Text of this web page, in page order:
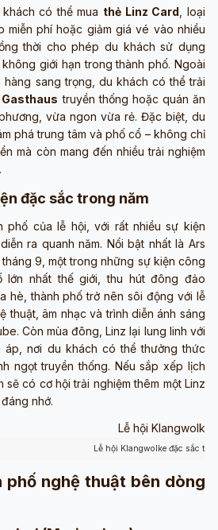
có thể mua thẻ Linz Card , loại
miễn phí hoặc giảm giá vé vào nhiều
thời cho phép du khách sử dụng
giới hạn trong thành phố. Ngoài
sang trọng, du khách có thể trải
Gasthaus truyền thống hoặc quán ăn
vừa ngon vừa rẻ. Đặc biệt, du
phá trung tâm và phố cổ – không chỉ
mà còn mang đến nhiều trải nghiệm
đặc sắc trong năm
phố của lễ hội, với rất nhiều sự kiện
ra quanh năm. Nổi bật nhất là Ars
9, một trong những sự kiện công
lớn nhất thế giới, thu hút đông đảo
hè, thành phố trở nên sôi động với lễ
thuật, âm nhạc và trình diễn ánh sáng
Còn mùa đông, Linz lại lung linh với
áp, nơi du khách có thể thưởng thức
ngọt truyền thống. Nếu sắp xếp lịch
có cơ hội trải nghiệm thêm một Linz
nhớ.
Lễ hội Klangwolke đặc sắc tại
phố nghệ thuật bên dòng